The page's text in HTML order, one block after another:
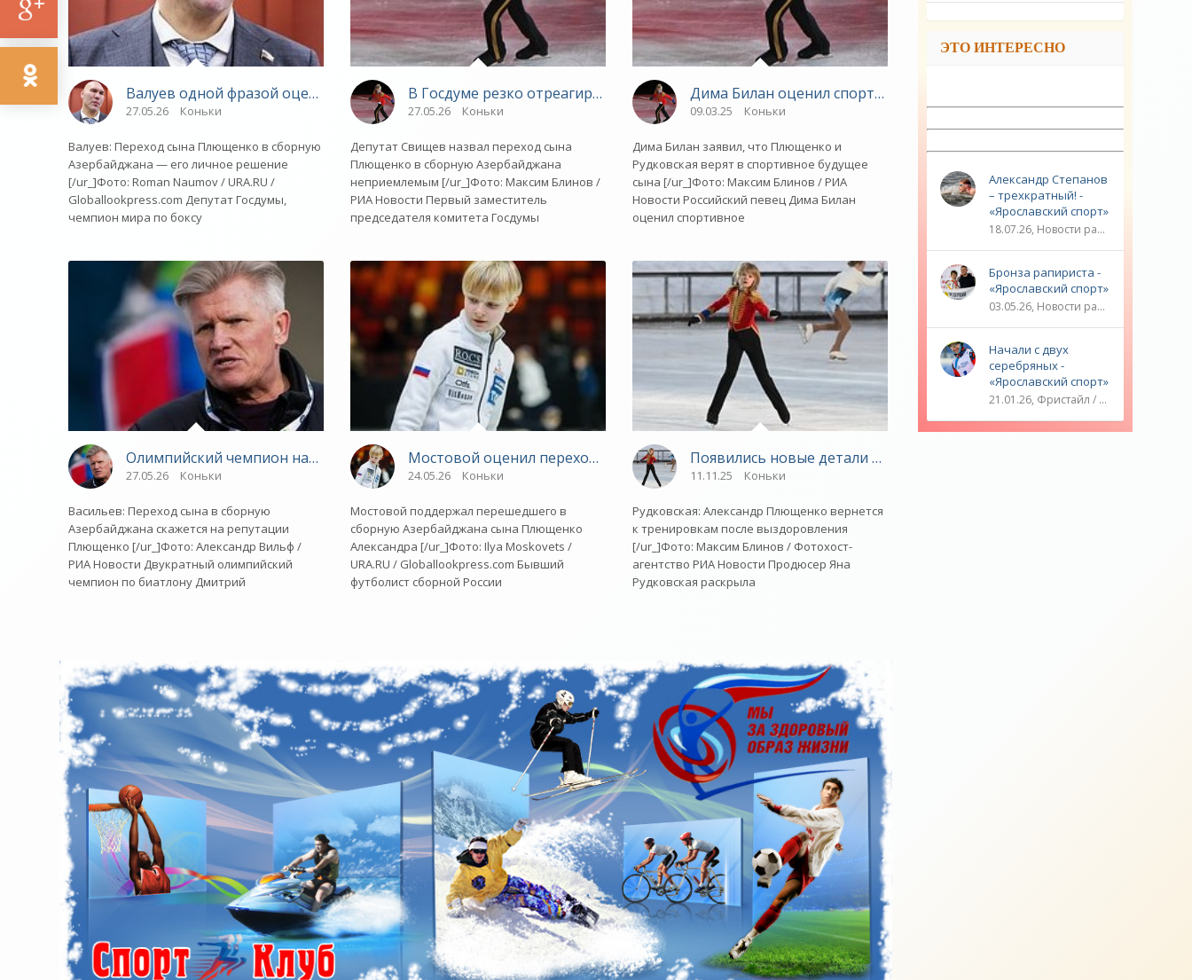
Валуев одной фразой оценил переход сына Плющенко в сборную Азербайджана - «Зимние виды»
27.05.26 Коньки
Валуев: Переход сына Плющенко в сборную
Азербайджана — его личное решение
[/ur_]Фото: Roman Naumov / URA.RU /
Globallookpress.com Депутат Госдумы,
чемпион мира по боксу
Олимпийский чемпион назвал последствия перехода сына Плющенко в сборную Азербайджана - «Зимние виды»
27.05.26 Коньки
Васильев: Переход сына в сборную
Азербайджана скажется на репутации
Плющенко [/ur_]Фото: Александр Вильф /
РИА Новости Двукратный олимпийский
чемпион по биатлону Дмитрий
В Госдуме резко отреагировали на переход сына Плющенко в сборную Азербайджана - «Зимние виды»
27.05.26 Коньки
Депутат Свищев назвал переход сына
Плющенко в сборную Азербайджана
неприемлемым [/ur_]Фото: Максим Блинов /
РИА Новости Первый заместитель
председателя комитета Госдумы
Мостовой оценил переход сына Плющенко в сборную Азербайджана - «Зимние виды»
24.05.26 Коньки
Мостовой поддержал перешедшего в
сборную Азербайджана сына Плющенко
Александра [/ur_]Фото: Ilya Moskovets /
URA.RU / Globallookpress.com Бывший
футболист сборной России
Дима Билан оценил спортивное будущее сына Плющенко - «Зимние
09.03.25 Коньки
Дима Билан заявил, что Плющенко и
Рудковская верят в спортивное будущее
сына [/ur_]Фото: Максим Блинов / РИА
Новости Российский певец Дима Билан
оценил спортивное
Появились новые детали о диагнозе сына Плющенко - «Зимние виды»
11.11.25 Коньки
Рудковская: Александр Плющенко вернется
к тренировкам после выздоровления
[/ur_]Фото: Максим Блинов / Фотохост-
агентство РИА Новости Продюсер Яна
Рудковская раскрыла
ЭТО ИНТЕРЕСНО
Александр Степанов
– трехкратный! -
«Ярославский спорт»
18.07.26, Новости разное / ТРАНСФЕРЫ / Плавание / ОЛИМПИЙСКИЕ ИГРЫ / Водные виды спорта / Видео новости / Спорт
Бронза рапириста -
«Ярославский спорт»
03.05.26, Новости разное / ОЛИМПИЙСКИЕ ИГРЫ / Плавание / Фехтование / Другие виды спорта / ТЕННИС / Видео новости / Спорт
Начали с двух
серебряных -
«Ярославский спорт»
21.01.26, Фристайл / Плавание / ОЛИМПИЙСКИЕ ИГРЫ / Игровые виды спорта / Видео новости / Спорт